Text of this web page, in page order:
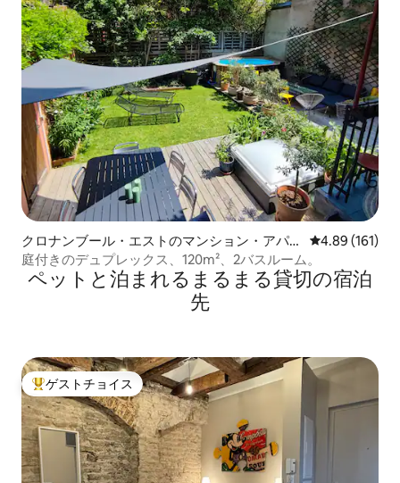
クロナンブール・エストのマンション・アパー
ト
レビュー161
4.89 (161)
庭付きのデュプレックス、120m²、2バスルーム。
ペットと泊まれるまるまる貸切の宿泊
先
大好評のゲストチョイスです。
ゲストチョイス